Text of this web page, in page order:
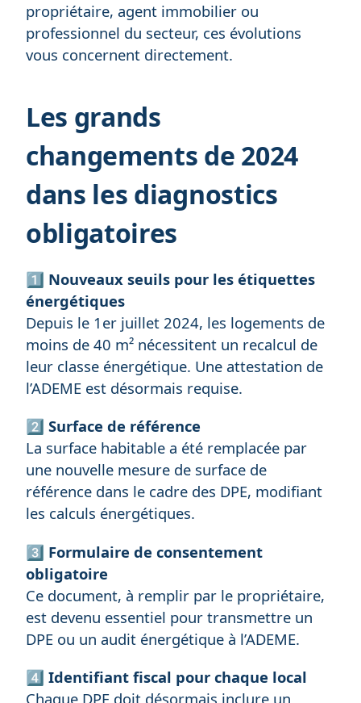
propriétaire, agent immobilier ou
professionnel du secteur, ces évolutions
vous concernent directement.
Les grands
changements de 2024
dans les diagnostics
obligatoires
1️⃣ Nouveaux seuils pour les étiquettes
énergétiques
Depuis le 1er juillet 2024, les logements de
moins de 40 m² nécessitent un recalcul de
leur classe énergétique. Une attestation de
l’ADEME est désormais requise.
2️⃣ Surface de référence
La surface habitable a été remplacée par
une nouvelle mesure de surface de
référence dans le cadre des DPE, modifiant
les calculs énergétiques.
3️⃣ Formulaire de consentement
obligatoire
Ce document, à remplir par le propriétaire,
est devenu essentiel pour transmettre un
DPE ou un audit énergétique à l’ADEME.
4️⃣ Identifiant fiscal pour chaque local
Chaque DPE doit désormais inclure un